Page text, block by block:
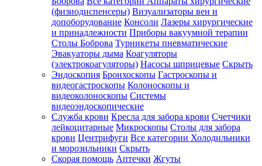
(физиодиспенсеры) Визуализаторы вен и
допоборудование Консоли Лазеры хирургические
и принадлежности Приборы вакуумной терапии
Столы Боброва Турникеты пневматические
Эвакуаторы дыма Коагуляторы
(электрокоагуляторы) Насосы шприцевые Скрыть
Эндоскопия Бронхоскопы Гастроскопы и
видеогастроскопы Колоноскопы и
видеоколоноскопы Системы
видеоэндоскопические
Служба крови Кресла для забора крови Счетчики
лейкоцитарные Микроскопы Столы для забора
крови Центрифуги Все категории Холодильники
и морозильники Скрыть
Скорая помощь Аптечки Жгуты